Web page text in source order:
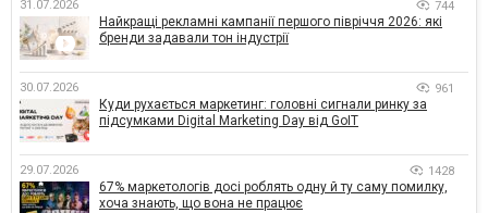
31.07.2026 744
Найкращі рекламні кампанії першого півріччя 2026: які
бренди задавали тон індустрії
30.07.2026 961
Куди рухається маркетинг: головні сигнали ринку за
підсумками Digital Marketing Day від GoIT
29.07.2026 1428
67% маркетологів досі роблять одну й ту саму помилку,
хоча знають, що вона не працює